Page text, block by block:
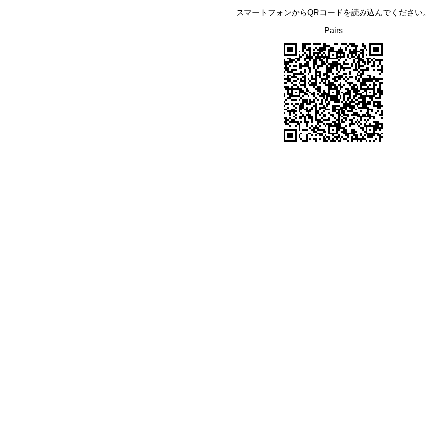
スマートフォンからQRコードを読み込んでください。
Pairs